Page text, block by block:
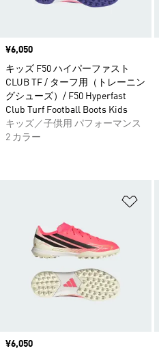
価格
¥6,050
キッズ F50 ハイパーファスト
CLUB TF / ターフ用（トレーニン
グシューズ）/ F50 Hyperfast
Club Turf Football Boots Kids
キッズ／子供用 パフォーマンス
2 カラー
価格
¥6,050